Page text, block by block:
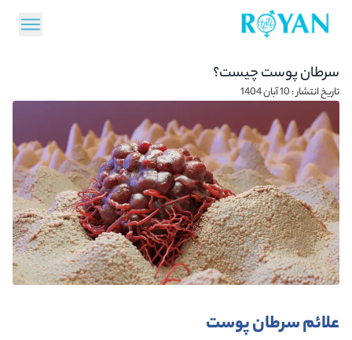
سرطان پوست چیست؟
تاریخ انتشار : 10 آبان 1404
علائم سرطان پوست